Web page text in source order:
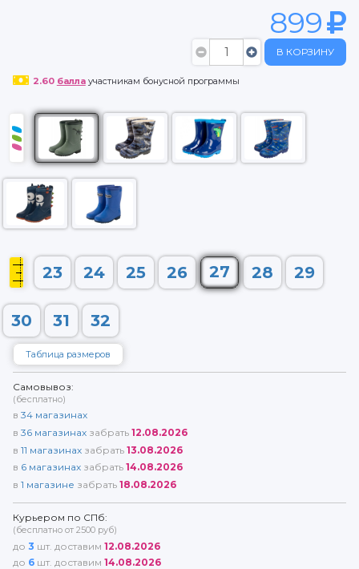
899
В КОРЗИНУ
2.60 баллаучастникам бонусной программы
23 24 25 26 27 28 29
30 31 32
Таблица размеров
Самовывоз:
(бесплатно)
в 34 магазинах
в 36 магазинах забрать 12.08.2026
в 11 магазинах забрать 13.08.2026
в 6 магазинах забрать 14.08.2026
в 1 магазине забрать 18.08.2026
Курьером по СПб:
(бесплатно от 2500 руб)
до 3 шт. доставим 12.08.2026
до 6 шт. доставим 14.08.2026